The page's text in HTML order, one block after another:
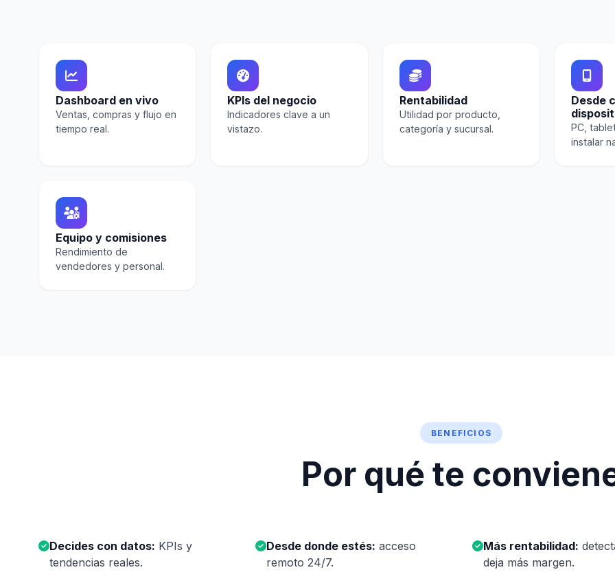
Dashboard en vivo
Ventas, compras y flujo en
tiempo real.
KPIs del negocio
Indicadores clave a un
vistazo.
Rentabilidad
Utilidad por producto,
categoría y sucursal.
Desde
PC,
instalar
Equipo y comisiones
Rendimiento de
vendedores y personal.
BENEFICIOS
Por qué te
Decides con datos: KPIs y
tendencias reales.
Desde donde estés: acceso
remoto 24/7.
Más rentabilidad:
deja más margen.